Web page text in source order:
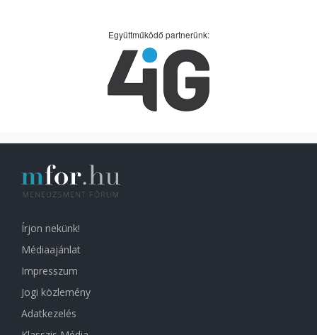
Együttműködő partnerünk:
Írjon nekünk!
Médiaajánlat
Impresszum
Jogi közlemény
Adatkezelés